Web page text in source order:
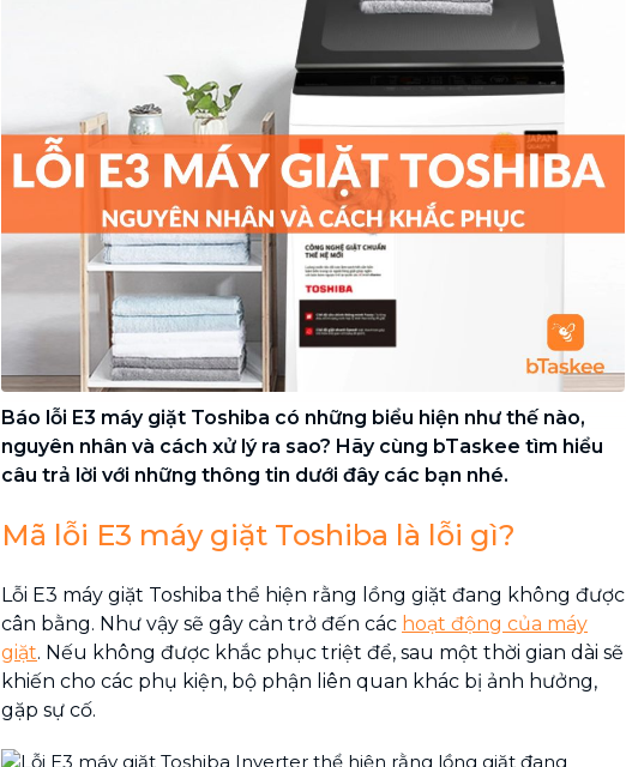
Chuyển nhà trọn gói, không lo dọn
Vệ sinh công nghiệp NEW
Vệ sinh chuyên nghiệp cho văn
phòng, nhà xưởng, công trình lớn
Báo lỗi E3 máy giặt Toshiba có những biểu hiện như thế nào,
nguyên nhân và cách xử lý ra sao? Hãy cùng bTaskee tìm hiểu
câu trả lời với những thông tin dưới đây các bạn nhé.
Mã lỗi E3 máy giặt Toshiba là lỗi gì?
Lỗi E3 máy giặt Toshiba thể hiện rằng lồng giặt đang không được
cân bằng. Như vậy sẽ gây cản trở đến các hoạt động của máy
giặt. Nếu không được khắc phục triệt để, sau một thời gian dài sẽ
khiến cho các phụ kiện, bộ phận liên quan khác bị ảnh hưởng,
gặp sự cố.